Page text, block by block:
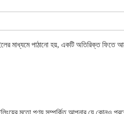
মাধ্যমে পাঠানো হয়, একটি অতিরিক্ত ফিতে
মতো পণ্য সম্পর্কিত আপনার যে কোনও